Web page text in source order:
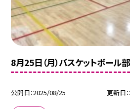
8月25日（月）バスケットボール部
公開日 2025/08/25 更新日